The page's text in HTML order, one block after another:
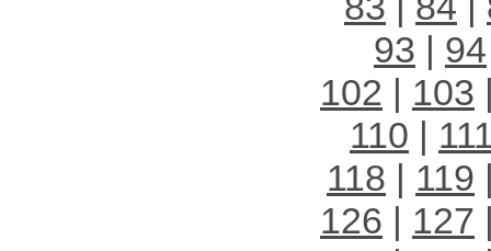
93 | 94
102 | 103
110 |
118 | 119
126 | 127